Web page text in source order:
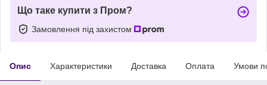
Що таке купити з Пром?
Замовлення під захистом
Опис Характеристики Доставка Оплата Умови